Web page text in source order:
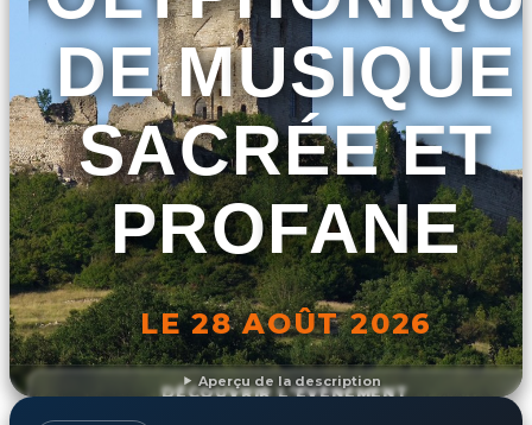
Aperçu de la description
DE MUSIQUE
SACRÉE ET
PROFANE
LE 28 AOÛT 2026
DÉCOUVRIR L'ÉVÉNEMENT